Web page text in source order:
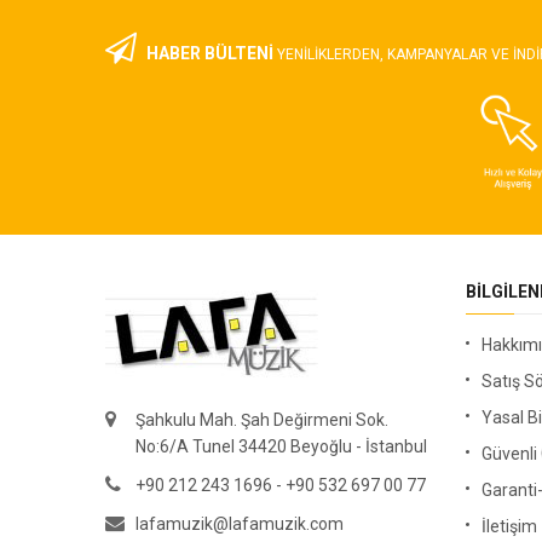
HABER BÜLTENİ YENILIKLERDEN, KAMPANYALAR VE
Şahkulu Mah. Şah Değirmeni Sok.
No:6/A Tunel 34420 Beyoğlu - İstanbul
+90 212 243 1696 - +90 532 697 00 77
lafamuzik@lafamuzik.com
Satış
Yasal
Güvenli
İletişim